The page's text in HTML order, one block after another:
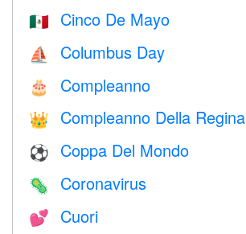
🇲🇽 Cinco De Mayo
⛵️ Columbus Day
🎂 Compleanno
👑 Compleanno Della Regina
⚽ Coppa Del Mondo
🦠 Coronavirus
💕 Cuori